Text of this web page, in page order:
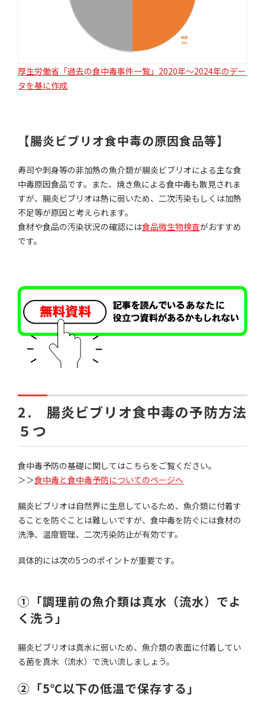
厚生労働省「過去の食中毒事件一覧」2020年～2024年のデー
タを基に作成
【腸炎ビブリオ食中毒の原因食品等】
寿司や刺身等の非加熱の魚介類が腸炎ビブリオによる主な食
中毒原因食品です。また、焼き魚による食中毒も散見されま
すが、腸炎ビブリオは熱に弱いため、二次汚染もしくは加熱
不足等が原因と考えられます。
食材や食品の汚染状況の確認には食品微生物検査がおすすめ
です。
2. 腸炎ビブリオ食中毒の予防方法
５つ
食中毒予防の基礎に関してはこちらをご覧ください。
＞＞食中毒と食中毒予防についてのページへ
腸炎ビブリオは自然界に生息しているため、魚介類に付着す
ることを防ぐことは難しいですが、食中毒を防ぐには食材の
洗浄、温度管理、二次汚染防止が有効です。
具体的には次の5つのポイントが重要です。
①「調理前の魚介類は真水（流水）でよ
く洗う」
腸炎ビブリオは真水に弱いため、魚介類の表面に付着してい
る菌を真水（流水）で洗い流しましょう。
②「5℃以下の低温で保存する」